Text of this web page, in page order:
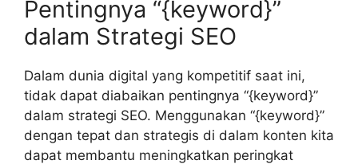
Pentingnya “{keyword}”
dalam Strategi SEO
Dalam dunia digital yang kompetitif saat ini,
tidak dapat diabaikan pentingnya “{keyword}”
dalam strategi SEO. Menggunakan “{keyword}”
dengan tepat dan strategis di dalam konten kita
dapat membantu meningkatkan peringkat